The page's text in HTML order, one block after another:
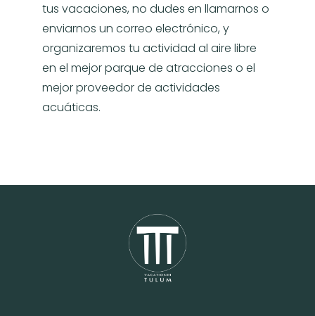
tus vacaciones, no dudes en llamarnos o
enviarnos un correo electrónico, y
organizaremos tu actividad al aire libre
en el mejor parque de atracciones o el
mejor proveedor de actividades
acuáticas.